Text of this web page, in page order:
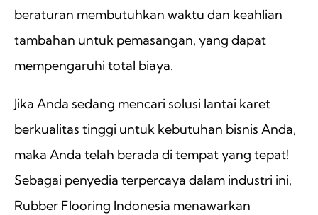
beraturan membutuhkan waktu dan keahlian
tambahan untuk pemasangan, yang dapat
mempengaruhi total biaya.
Jika Anda sedang mencari solusi lantai karet
berkualitas tinggi untuk kebutuhan bisnis Anda,
maka Anda telah berada di tempat yang tepat!
Sebagai penyedia terpercaya dalam industri ini,
Rubber Flooring Indonesia menawarkan